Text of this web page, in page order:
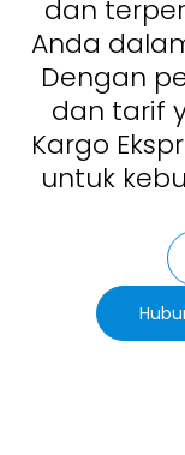
dan
Anda
Dengan
dan tarif
Kargo
untuk